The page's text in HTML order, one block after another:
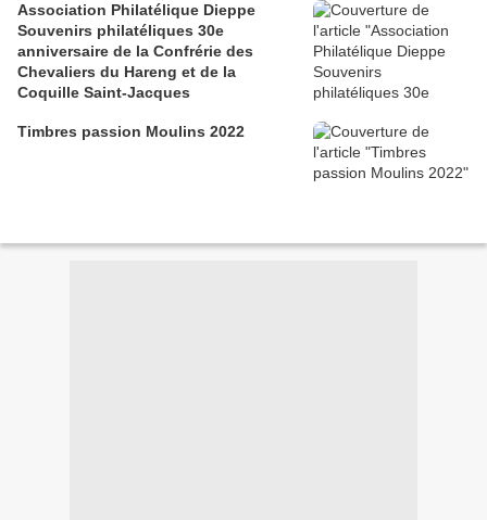
Association Philatélique Dieppe
Souvenirs philatéliques 30e
anniversaire de la Confrérie des
Chevaliers du Hareng et de la
Coquille Saint-Jacques
Timbres passion Moulins 2022